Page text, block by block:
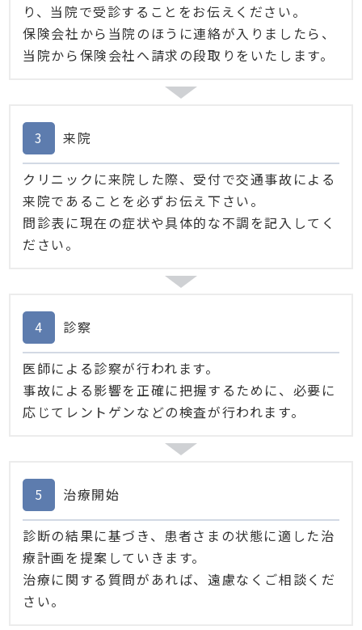
り、当院で受診することをお伝えください。
保険会社から当院のほうに連絡が入りましたら、
当院から保険会社へ請求の段取りをいたします。
3 来院
クリニックに来院した際、受付で交通事故による
来院であることを必ずお伝え下さい。
問診表に現在の症状や具体的な不調を記入してく
ださい。
4 診察
医師による診察が行われます。
事故による影響を正確に把握するために、必要に
応じてレントゲンなどの検査が行われます。
5 治療開始
診断の結果に基づき、患者さまの状態に適した治
療計画を提案していきます。
治療に関する質問があれば、遠慮なくご相談くだ
さい。